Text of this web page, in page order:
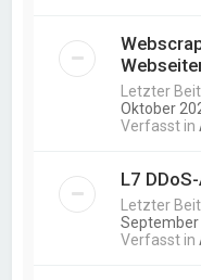
Letzter
Oktober
Verfasst in
L7
Letzter
September
Verfasst in